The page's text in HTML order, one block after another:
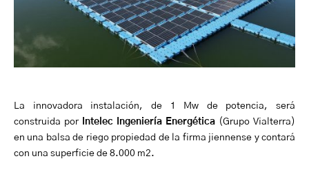
La innovadora instalación, de 1 Mw de potencia, será
construida por Intelec Ingeniería Energética (Grupo Vialterra)
en una balsa de riegopropiedad de la firma jiennense y contará
con una superficie de 8.000 m2.